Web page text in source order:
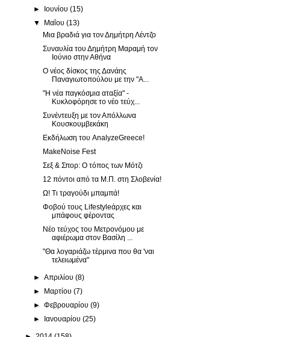
► Ιουνίου(15)
▼ Μαΐου(13)
Μια βραδιά για τον Δημήτρη Λέντζο
Συναυλία του Δημήτρη Μαραμή τον
Ιούνιο στην Αθήνα
Ο νέος δίσκος της Δανάης
Παναγιωτοπούλου με την "Α...
"Η νέα παγκόσμια αταξία" -
Κυκλοφόρησε το νέο τεύχ...
Συνέντευξη με τον Απόλλωνα
Κουσκουμβεκάκη
Εκδήλωση του AnalyzeGreece!
MakeNoise Fest
Σεξ & Σπορ: Ο τόπος των Μότζι
12 πόντοι από τα Μ.Π. στη Σλοβενία!
Ω! Τι τραγούδι μπαμπά!
Φοβού τους Lifestyleάρχες και
μπάφους φέροντας
Νέο τεύχος του Μετρονόμου με
αφιέρωμα στον Βασίλη ...
"Θα λογαριάζω τέρμινα που θα 'ναι
τελειωμένα"
►Απριλίου(8)
► Μαρτίου(7)
►Φεβρουαρίου(9)
► Ιανουαρίου(25)